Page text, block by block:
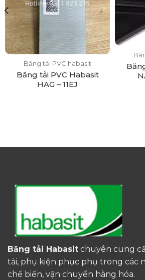
Băng tải PVC habasit
Băng tải PVC Habasit
HAG – 11EJ
Băng tải Habasit chuyên cung
tải, phụ kiện phục phụ trong các
chế biến, vận chuyển hàng hóa.